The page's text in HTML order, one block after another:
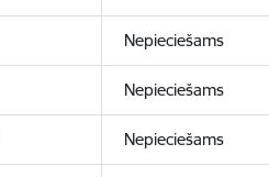
Nepieciešams
Nepieciešams
Nepieciešams